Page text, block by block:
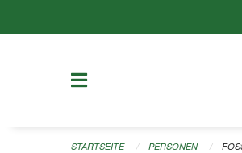
STARTSEITE PERSONEN